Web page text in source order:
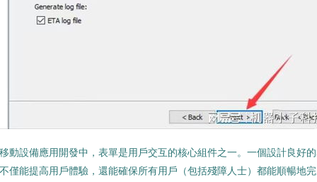
動設備應用開發中，表單是用戶交互的核心組件之一。一個設計良好
僅能提高用戶體驗，還能確保所有用戶（包括殘障人士）都能順暢地